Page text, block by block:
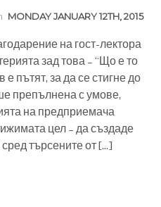
MONDAY JANUARY 12TH, 2015
на гост-лектора
зад това – “Що е то
пътят, за да се стигне до
препълнена с умове,
на предприемача
цел – да създаде
търсените от […]